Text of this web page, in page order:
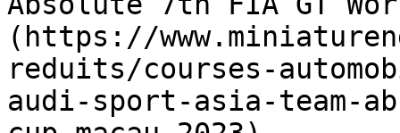
(https://
reduits/courses-
audi-sport-asia-team-